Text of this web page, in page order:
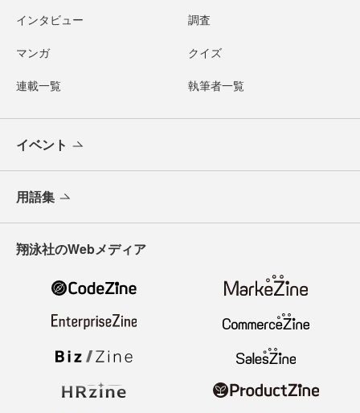
インタビュー 調査
マンガ クイズ
連載一覧 執筆者一覧
イベント
用語集
翔泳社のWebメディア